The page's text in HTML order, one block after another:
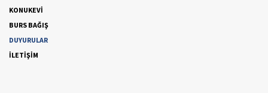
KONUKEVİ
BURS BAĞIŞ
DUYURULAR
İLETİŞİM